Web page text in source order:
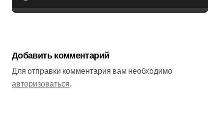
Добавить комментарий
Для отправки комментария вам необходимо
авторизоваться.